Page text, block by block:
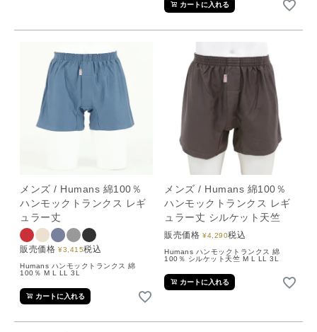
カートに入れる
メンズ / Humans 綿100％
ハンモックトランクス レギ
ュラー丈
販売価格 ¥3,415税込
Humans ハンモックトランクス 綿
100％ M L LL 3L
カートに入れる
メンズ / Humans 綿100％
ハンモックトランクス レギ
ュラー丈 シルケット天竺
販売価格 ¥4,290税込
Humans ハンモックトランクス 綿
100％ シルケット天竺 M L LL 3L
カートに入れる